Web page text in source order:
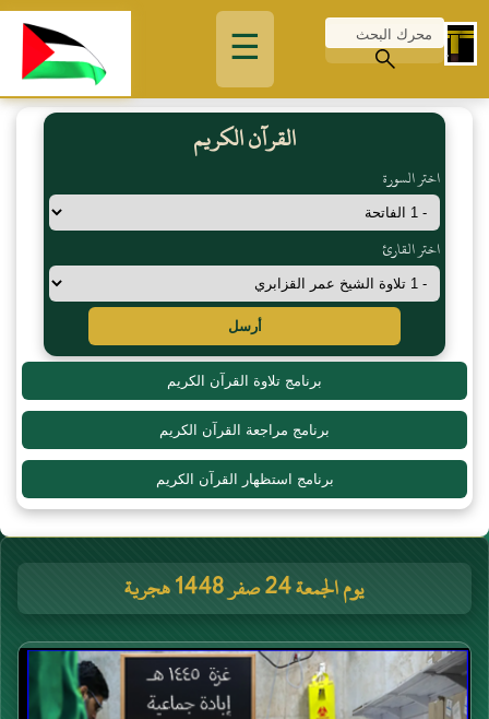
☰
القرآن الكريم
اختر السورة
اختر القارئ
أرسل
برنامج تلاوة القرآن الكريم
برنامج مراجعة القرآن الكريم
برنامج استظهار القرآن الكريم
يوم الجمعة 24 صفر 1448 هجرية